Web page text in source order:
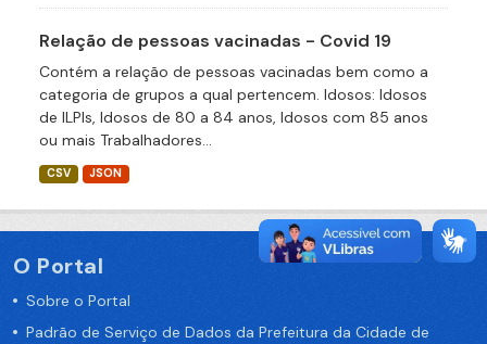
Relação de pessoas vacinadas - Covid 19
Contém a relação de pessoas vacinadas bem como a
categoria de grupos a qual pertencem. Idosos: Idosos
de ILPIs, Idosos de 80 a 84 anos, Idosos com 85 anos
ou mais Trabalhadores...
CSV JSON
O Portal
Sobre o Portal
Padrão de Serviço de Dados da Prefeitura da Cidade de